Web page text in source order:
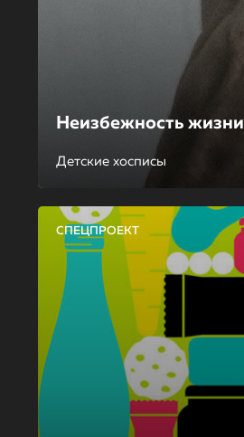
Неизбежность жизни
Детские хосписы
СПЕЦПРОЕКТ